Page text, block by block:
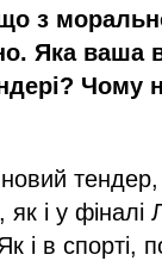
з
Яка ваша
Чому
тендер,
і у фіналі
і в спорті,